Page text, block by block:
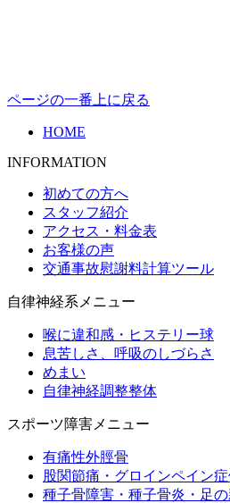
ページの一番上に戻る
HOME
INFORMATION
初めての方へ
スタッフ紹介
アクセス・料金表
お客様の声
交通事故慰謝料計算ツール
自律神経系メニュー
喉に違和感・ヒステリー球
息苦しさ、呼吸のしづらさ
めまい
自律神経調整整体
スポーツ障害メニュー
有痛性外脛骨
股関節痛・グロインペイン
種子骨障害・種子骨炎・足